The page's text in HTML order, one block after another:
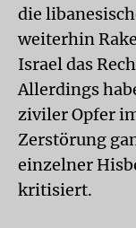
die
weiterhin
Israel das
Allerdings
ziviler Opfer
Zerstörung
einzelner
kritisiert.